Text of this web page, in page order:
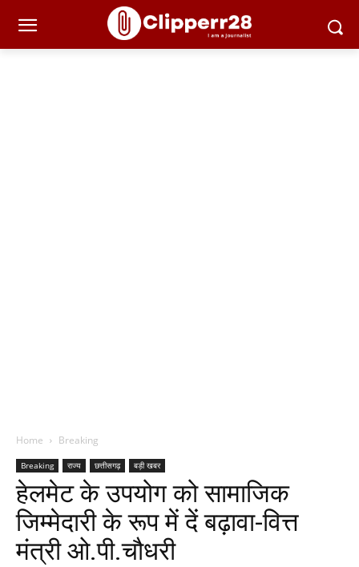
Home Breaking
Breaking राज्य छत्तीसगढ़ बड़ी खबर
हेलमेट के उपयोग को सामाजिक
जिम्मेदारी के रूप में दें बढ़ावा-वित्त
मंत्री ओ.पी.चौधरी